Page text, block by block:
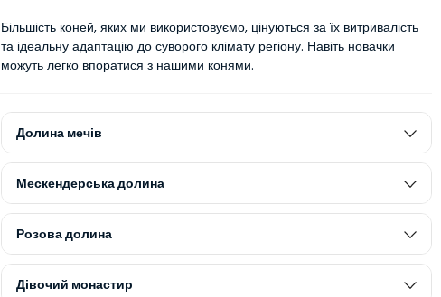
Більшість коней, яких ми використовуємо, цінуються за їх витривалість
та ідеальну адаптацію до суворого клімату регіону. Навіть новачки
можуть легко впоратися з нашими конями.
Долина мечів
Мескендерська долина
Розова долина
Дівочий монастир